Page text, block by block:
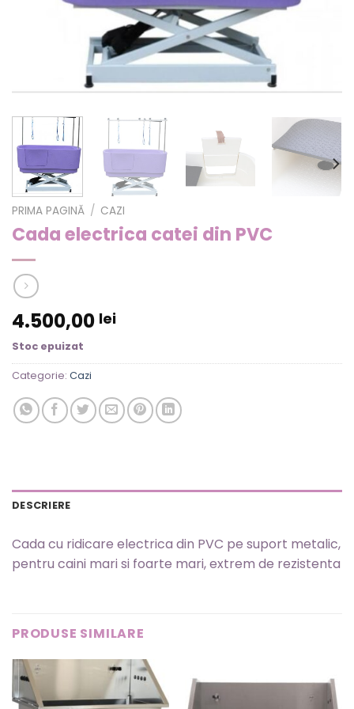
PRIMA PAGINĂ / CAZI
Cada electrica catei din PVC
4.500,00 lei
Stoc epuizat
Categorie: Cazi
DESCRIERE
Cada cu ridicare electrica din PVC pe suport metalic,
pentru caini mari si foarte mari, extrem de rezistenta
PRODUSE SIMILARE